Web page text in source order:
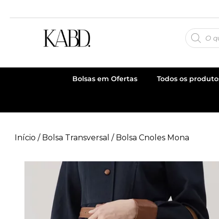
Bolsas em Ofertas Todos os
Início / Bolsa Transversal / Bolsa Cnoles Mona